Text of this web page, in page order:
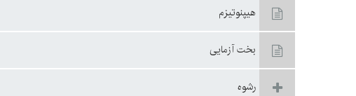
هيپنوتيزم
بخت آزمايى‏
رشوه